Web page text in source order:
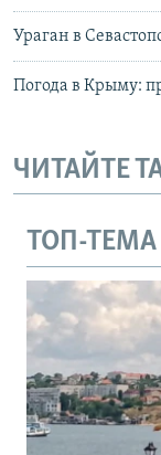
Ураган в
Погода в Крыму:
ЧИТАЙТЕ
ТОП-ТЕМА